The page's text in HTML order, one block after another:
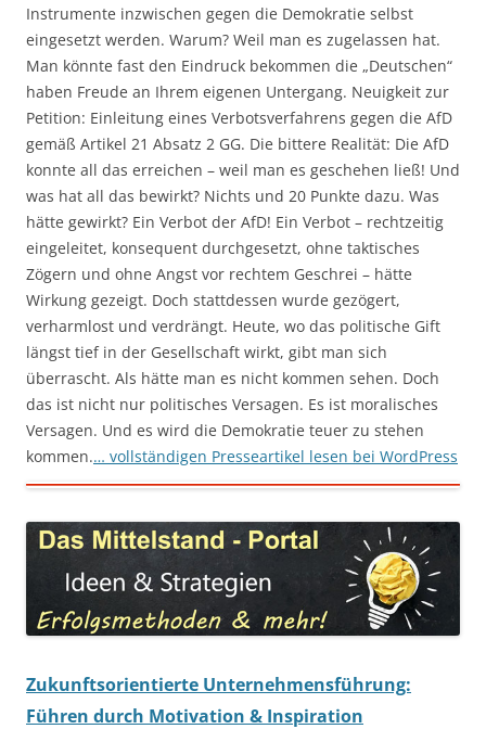
Instrumente inzwischen gegen die Demokratie selbst
eingesetzt werden. Warum? Weil man es zugelassen hat.
Man könnte fast den Eindruck bekommen die „Deutschen“
haben Freude an Ihrem eigenen Untergang. Neuigkeit zur
Petition: Einleitung eines Verbotsverfahrens gegen die AfD
gemäß Artikel 21 Absatz 2 GG. Die bittere Realität: Die AfD
konnte all das erreichen – weil man es geschehen ließ! Und
was hat all das bewirkt? Nichts und 20 Punkte dazu. Was
hätte gewirkt? Ein Verbot der AfD! Ein Verbot – rechtzeitig
eingeleitet, konsequent durchgesetzt, ohne taktisches
Zögern und ohne Angst vor rechtem Geschrei – hätte
Wirkung gezeigt. Doch stattdessen wurde gezögert,
verharmlost und verdrängt. Heute, wo das politische Gift
längst tief in der Gesellschaft wirkt, gibt man sich
überrascht. Als hätte man es nicht kommen sehen. Doch
das ist nicht nur politisches Versagen. Es ist moralisches
Versagen. Und es wird die Demokratie teuer zu stehen
kommen.… vollständigen Presseartikel lesen bei WordPress
Zukunftsorientierte Unternehmensführung:
Führen durch Motivation & Inspiration